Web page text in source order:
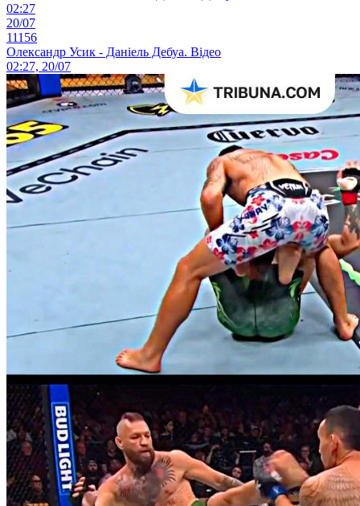
02:27
20/07
11156
Олександр Усик - Даніель Дебуа. Відео
02:27, 20/07